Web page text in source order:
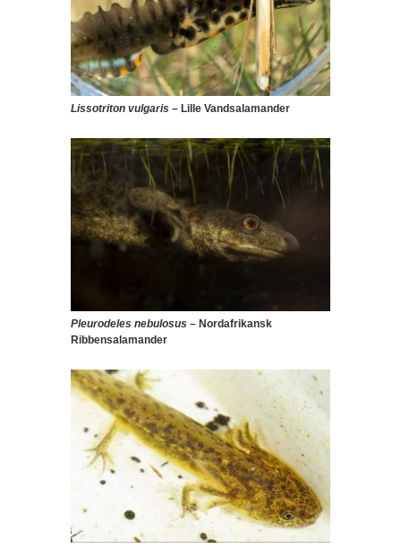
Lissotriton vulgaris – Lille Vandsalamander
Pleurodeles nebulosus – Nordafrikansk
Ribbensalamander